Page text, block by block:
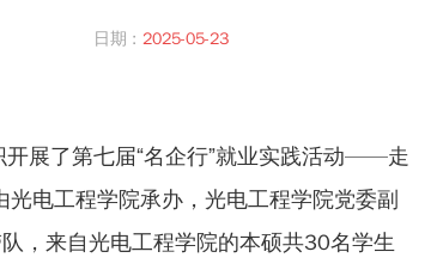
日期 : 2025-05-23
展了第七届“名企行”就业实践活动——走
电工程学院承办，光电工程学院党委副
，来自光电工程学院的本硕共30名学生